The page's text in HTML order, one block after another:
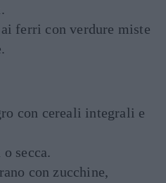
ferri con verdure miste
con cereali integrali e
secca.
con zucchine,